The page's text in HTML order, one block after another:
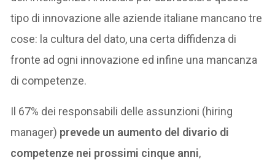
tipo di innovazione alle aziende italiane mancano tre
cose: la cultura del dato, una certa diffidenza di
fronte ad ogni innovazione ed infine una mancanza
di competenze.
Il 67% dei responsabili delle assunzioni (hiring
manager) prevede un aumento del divario di
competenze nei prossimi cinque anni,